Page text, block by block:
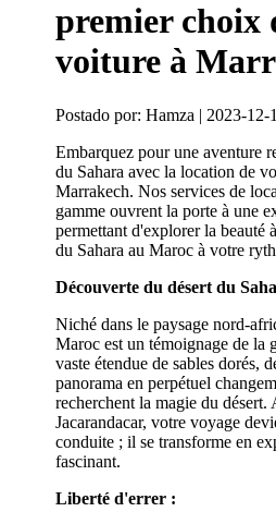
premier choix
voiture à
Postado por: Hamza | 2023-12-
Embarquez pour une aventure
du Sahara avec la location de
Marrakech. Nos services de
gamme ouvrent la porte à une
permettant d'explorer la beauté
du Sahara au Maroc à votre
Découverte du désert du
Niché dans le paysage nord-
Maroc est un témoignage de la
vaste étendue de sables dorés,
panorama en perpétuel
recherchent la magie du
Jacarandacar, votre voyage
conduite ; il se transforme en
fascinant.
Liberté d'errer :